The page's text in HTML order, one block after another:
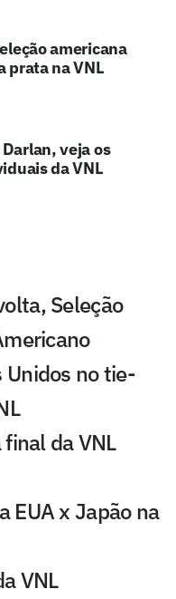
americana
prata na VNL
veja os
da VNL
Seleção
Unidos no tie-
da VNL
EUA x Japão na
VNL